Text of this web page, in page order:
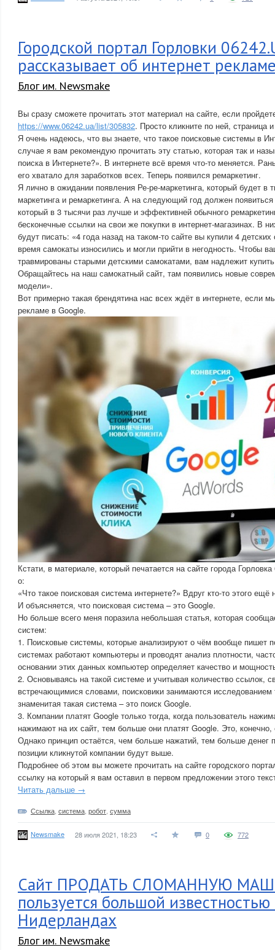
Городской портал Горловки
рассказывает об интернет
Блог им. Newsmake
Вы сразу сможете прочитать этот материал на сайте, если
https://www.06242.ua/list/305832. Просто кликните по ней, страница
Я очень надеюсь, что вы знаете, что такое поисковые системы в
случае я вам рекомендую прочитать эту статью, которая так и
поиска в Интернете?». В интернете всё время что-то меняется.
его хватало для заработков всех. Теперь появился ремаркетинг.
Я лично в ожидании появления Ре-ре-маркетинга, который будет в
маркетинга и ремаркетинга. А на следующий год должен
который в 3 тысячи раз лучше и эффективней обычного
бесконечные ссылки на свои же покупки в интернет-магазинах. В
будут писать: «4 года назад на таком-то сайте вы купили 4
время самокаты износились и могли прийти в негодность. Чтобы
травмированы старыми детскими самокатами, вам надлежит
Обращайтесь на наш самокатный сайт, там появились новые
модели».
Вот примерно такая брендятина нас всех ждёт в интернете, если
рекламе в Google.
Кстати, в материале, который печатается на сайте города
о:
«Что такое поисковая система интернете?» Вдруг кто-то этого ещё
И объясняется, что поисковая система – это Google.
Но больше всего меня поразила небольшая статья, которая
систем:
1. Поисковые системы, которые анализируют о чём вообще пишет
системах работают компьютеры и проводят анализ плотности,
основании этих данных компьютер определяет качество и
2. Основываясь на такой системе и учитывая количество ссылок,
встречающимися словами, поисковики занимаются исследованием
знаменитая такая система – это поиск Google.
3. Компании платят Google только тогда, когда пользователь
нажимают на их сайт, тем больше они платят Google. Это,
Однако принцип остаётся, чем больше нажатий, тем больше денег
позиции кликнутой компании будут выше.
Подробнее об этом вы можете прочитать на сайте городского
ссылку на который я вам оставил в первом предложении этого
Читать дальше →
Ссылка система робот сумма
Newsmake 28 июля 2021, 18:23 0 772
Сайт ПРОДАТЬ СЛОМАННУЮ
пользуется большой известностью
Нидерландах
Блог им. Newsmake